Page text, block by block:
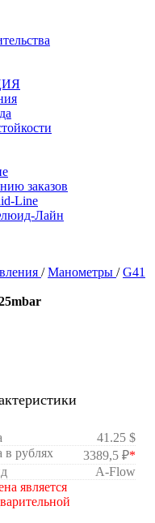
заказов
Line
Лайн
/Манометры /G41
41.25 $
в рублях
3389,5 ₽*
A-Flow
является